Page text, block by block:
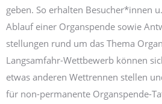
geben. So erhalten Besucher*innen
Ablauf einer Organ­spende sowie
stellungen rund um das Thema
Langsamfahr-Wettbewerb können
etwas anderen Wett­rennen stellen
für non-permanente Organspende-